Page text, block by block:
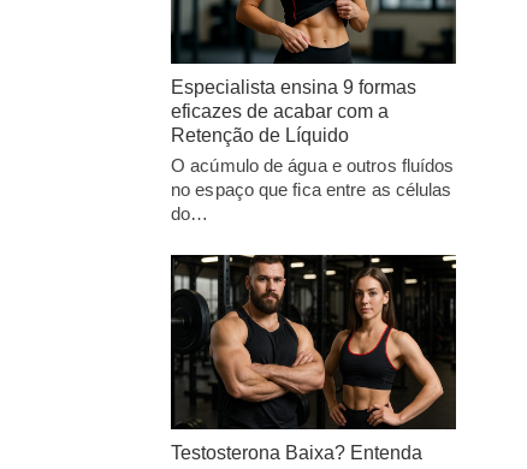
Especialista ensina 9 formas
eficazes de acabar com a
Retenção de Líquido
O acúmulo de água e outros fluídos
no espaço que fica entre as células
do…
Testosterona Baixa? Entenda